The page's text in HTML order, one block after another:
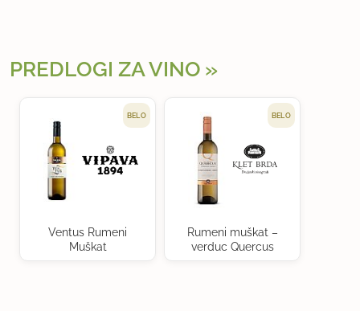
PREDLOGI ZA VINO
BELO
Ventus Rumeni
Muškat
BELO
Rumeni muškat –
verduc Quercus